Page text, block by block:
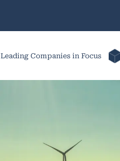
Leading Companies in Focus